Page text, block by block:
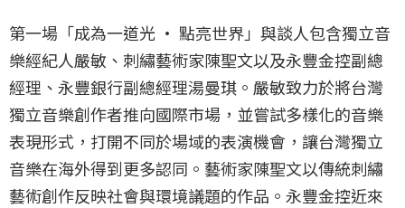
第一場「成為一道光 · 點亮世界」與談人包含獨立音
樂經紀人嚴敏、刺繡藝術家陳聖文以及永豐金控副總
經理、永豐銀行副總經理湯曼琪。嚴敏致力於將台灣
獨立音樂創作者推向國際市場，並嘗試多樣化的音樂
表現形式，打開不同於場域的表演機會，讓台灣獨立
音樂在海外得到更多認同。藝術家陳聖文以傳統刺繡
藝術創作反映社會與環境議題的作品。永豐金控近來